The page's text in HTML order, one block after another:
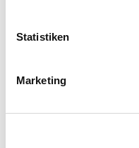
Statistiken
Marketing
Die 4 Zoll